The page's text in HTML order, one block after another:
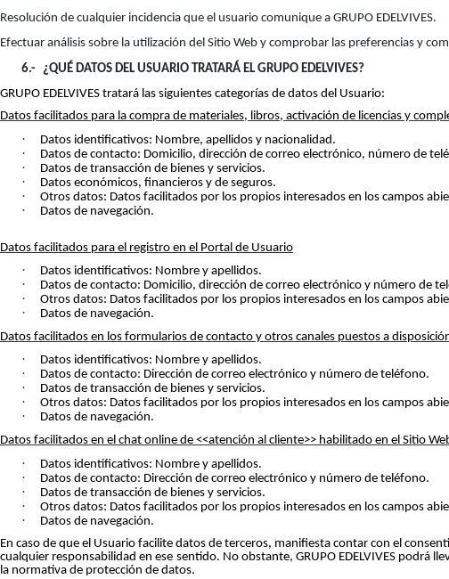
Resolución de cualquier incidencia que el usuario comunique a GRUPO EDELVIVES.
Efectuar análisis sobre la utilización del Sitio Web y comprobar las preferencias y
6.- ¿QUÉ DATOS DEL USUARIO TRATARÁ EL GRUPO EDELVIVES?
GRUPO EDELVIVES tratará las siguientes categorías de datos del Usuario:
Datos facilitados para la compra de materiales, libros, activación de licencias y
· Datos identificativos: Nombre, apellidos y nacionalidad.
· Datos de contacto: Domicilio, dirección de correo electrónico, número de
· Datos de transacción de bienes y servicios.
· Datos económicos, financieros y de seguros.
· Otros datos: Datos facilitados por los propios interesados en los campos
· Datos de navegación.
Datos facilitados para el registro en el Portal de Usuario
· Datos identificativos: Nombre y apellidos.
· Datos de contacto: Domicilio, dirección de correo electrónico y número de
· Otros datos: Datos facilitados por los propios interesados en los campos
·
Datos de navegación.
Datos facilitados en los formularios de contacto y otros canales puestos a
· Datos identificativos: Nombre y apellidos.
· Datos de contacto: Dirección de correo electrónico y número de teléfono.
· Datos de transacción de bienes y servicios.
· Otros datos: Datos facilitados por los propios interesados en los campos
·
Datos de navegación.
Datos facilitados en el chat online de <<atención al cliente>> habilitado en el Sitio
· Datos identificativos: Nombre y apellidos.
· Datos de contacto: Dirección de correo electrónico y número de teléfono.
· Datos de transacción de bienes y servicios.
· Otros datos: Datos facilitados por los propios interesados en los campos
·
Datos de navegación.
En caso de que el Usuario facilite datos de terceros, manifiesta contar con el
cualquier responsabilidad en ese sentido. No obstante, GRUPO EDELVIVES
la normativa de protección de datos.